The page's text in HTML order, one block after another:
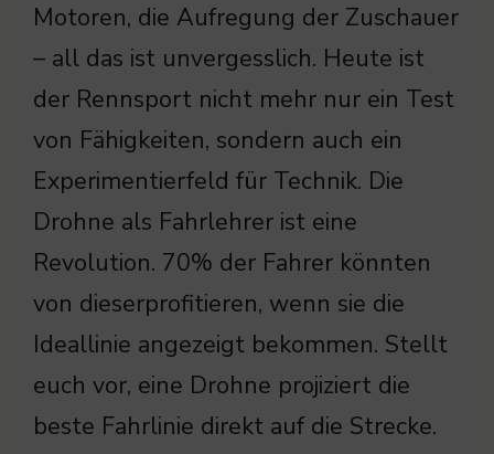
Motoren, die Aufregung der Zuschauer
– all das ist unvergesslich. Heute ist
der Rennsport nicht mehr nur ein Test
von Fähigkeiten, sondern auch ein
Experimentierfeld für Technik. Die
Drohne als Fahrlehrer ist eine
Revolution. 70% der Fahrer könnten
von dieserprofitieren, wenn sie die
Ideallinie angezeigt bekommen. Stellt
euch vor, eine Drohne projiziert die
beste Fahrlinie direkt auf die Strecke.